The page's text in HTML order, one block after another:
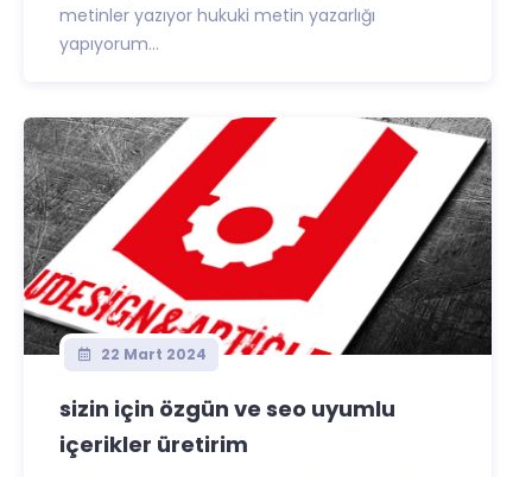
metinler yazıyor hukuki metin yazarlığı
yapıyorum...
22 Mart 2024
sizin için özgün ve seo uyumlu
içerikler üretirim